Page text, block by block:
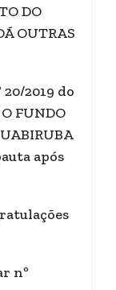
DO
OUTRAS
2019 do
FUNDO
após
nº